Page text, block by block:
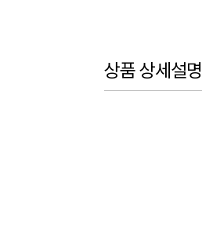
상품 상세설명